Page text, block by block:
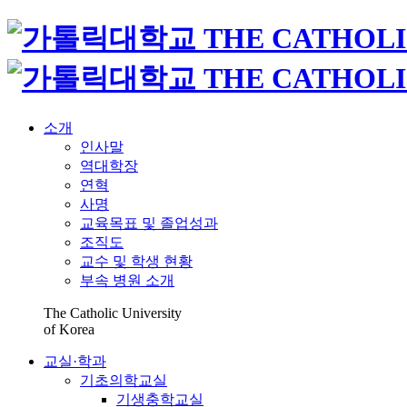
소개
인사말
역대학장
연혁
사명
교육목표 및 졸업성과
조직도
교수 및 학생 현황
부속 병원 소개
The Catholic University
of Korea
교실·학과
기초의학교실
기생충학교실